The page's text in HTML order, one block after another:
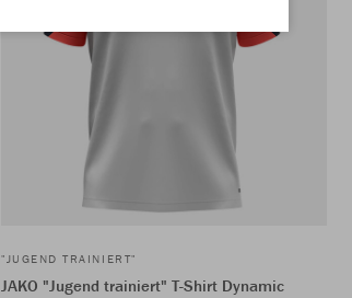
"JUGEND TRAINIERT"
JAKO "Jugend trainiert" T-Shirt Dynamic